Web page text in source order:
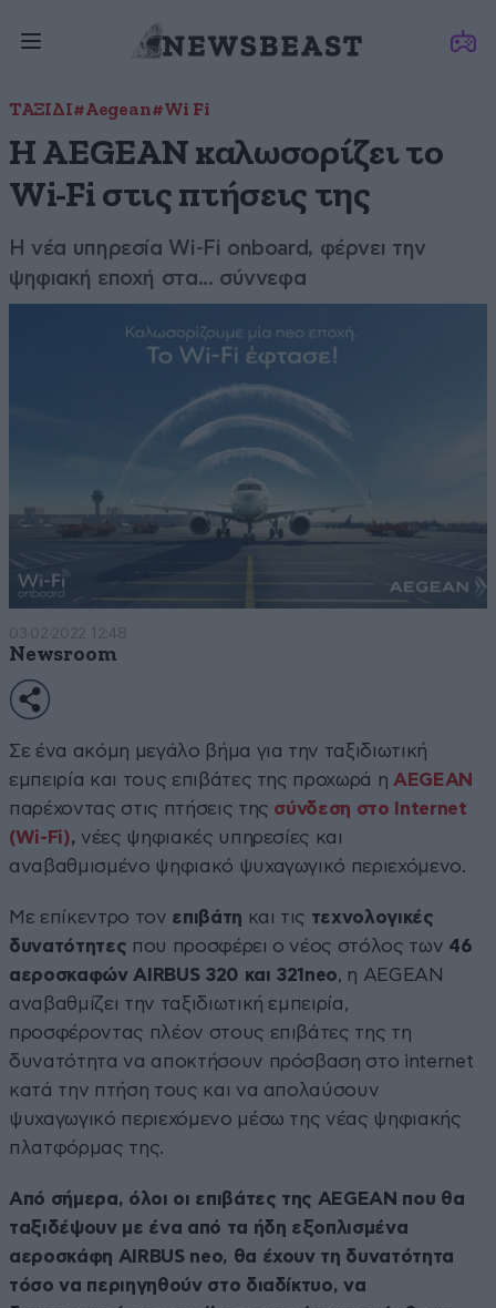
ΤΑΞΙΔΙ#Aegean#Wi Fi
Η AEGEAN καλωσορίζει το
Wi-Fi στις πτήσεις της
Η νέα υπηρεσία Wi-Fi onboard, φέρνει την
ψηφιακή εποχή στα... σύννεφα
03·02·2022 12:48
Newsroom
Σε ένα ακόμη μεγάλο βήμα για την ταξιδιωτική
εμπειρία και τους επιβάτες της προχωρά η AEGEAN
παρέχοντας στις πτήσεις της σύνδεση στο Internet
(Wi-Fi), νέες ψηφιακές υπηρεσίες και
αναβαθμισμένο ψηφιακό ψυχαγωγικό περιεχόμενο.
Με επίκεντρο τον επιβάτη και τις τεχνολογικές
δυνατότητες που προσφέρει ο νέος στόλος των 46
αεροσκαφών AIRBUS 320 και 321neo, η AEGEAN
αναβαθμίζει την ταξιδιωτική εμπειρία,
προσφέροντας πλέον στους επιβάτες της τη
δυνατότητα να αποκτήσουν πρόσβαση στο internet
κατά την πτήση τους και να απολαύσουν
ψυχαγωγικό περιεχόμενο μέσω της νέας ψηφιακής
πλατφόρμας της.
Από σήμερα, όλοι οι επιβάτες της AEGEAN που θα
ταξιδέψουν με ένα από τα ήδη εξοπλισμένα
αεροσκάφη AIRBUS neo, θα έχουν τη δυνατότητα
τόσο να περιηγηθούν στο διαδίκτυο, να